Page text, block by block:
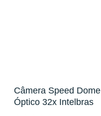
Câmera Speed
Óptico 32x Intelbras